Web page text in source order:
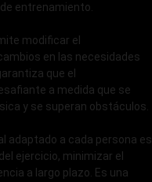
entrenamiento.
modificar el
en las necesidades
que el
a medida que se
y se superan obstáculos.
adaptado a cada persona es
ejercicio, minimizar el
a largo plazo. Es una